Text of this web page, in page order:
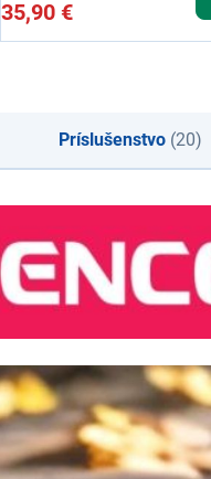
35,90 €
Príslušenstvo(20)